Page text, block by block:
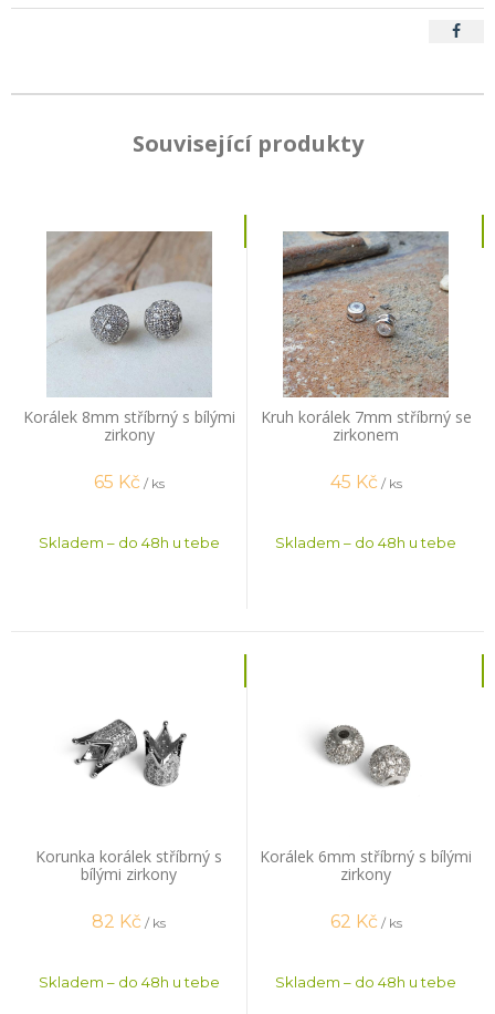
Související produkty
Korálek 8mm stříbrný s bílými
zirkony
65 Kč / ks
Skladem – do 48h u tebe
Kruh korálek 7mm stříbrný se
zirkonem
45 Kč / ks
Skladem – do 48h u tebe
Korunka korálek stříbrný s
bílými zirkony
82 Kč / ks
Skladem – do 48h u tebe
Korálek 6mm stříbrný s bílými
zirkony
62 Kč / ks
Skladem – do 48h u tebe